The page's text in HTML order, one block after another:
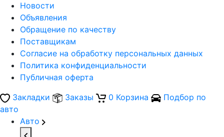
Новости
Объявления
Обращение по качеству
Поставщикам
Согласие на обработку персональных данных
Политика конфиденциальности
Публичная оферта
Закладки
Заказы 0 Корзина
Подбор по
авто
Авто